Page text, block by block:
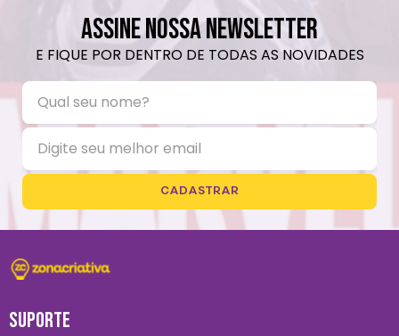
ASSINE NOSSA NEWSLETTER
E FIQUE POR DENTRO DE TODAS AS NOVIDADES
CADASTRAR
SUPORTE